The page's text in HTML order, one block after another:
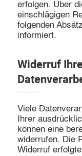
erfolgen. Über
einschlägigen
folgenden
informiert.
Widerruf
Viele
Ihrer
können eine
widerrufen. Die
Widerruf